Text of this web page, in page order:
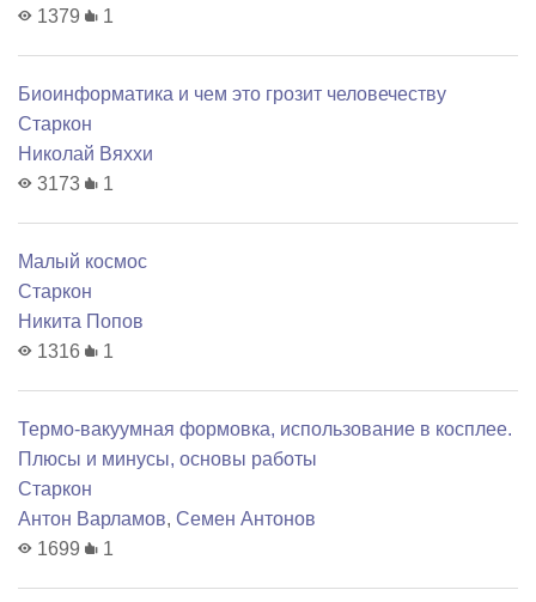
1379
1
Биоинформатика и чем это грозит человечеству
Старкон
Николай Вяххи
3173
1
Малый космос
Старкон
Никита Попов
1316
1
Термо-вакуумная формовка, использование в косплее.
Плюсы и минусы, основы работы
Старкон
Антон Варламов, Семен Антонов
1699
1